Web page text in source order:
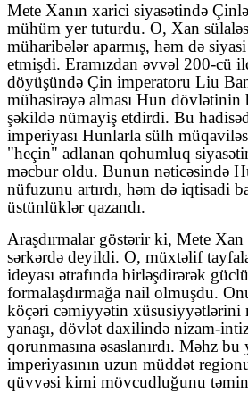
Mete Xanın xarici siyasətində
mühüm yer tuturdu. O, Xan
müharibələr aparmış, həm də
etmişdi. Eramızdan əvvəl 200-cü
döyüşündə Çin imperatoru Liu
mühasirəyə alması Hun dövlətinin
şəkildə nümayiş etdirdi. Bu
imperiyası Hunlarla sülh
"heçin" adlanan qohumluq
məcbur oldu. Bunun nəticəsində
nüfuzunu artırdı, həm də iqtisadi
üstünlüklər qazandı.
Araşdırmalar göstərir ki, Mete Xan
sərkərdə deyildi. O, müxtəlif
ideyası ətrafında birləşdirərək
formalaşdırmağa nail olmuşdu.
köçəri cəmiyyətin xüsusiyyətlərini
yanaşı, dövlət daxilində nizam-
qorunmasına əsaslanırdı. Məhz
imperiyasının uzun müddət
qüvvəsi kimi mövcudluğunu